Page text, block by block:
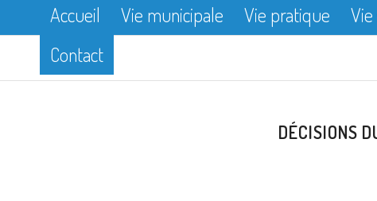
Accueil Vie municipale Vie pratique
Contact
DÉCISIONS